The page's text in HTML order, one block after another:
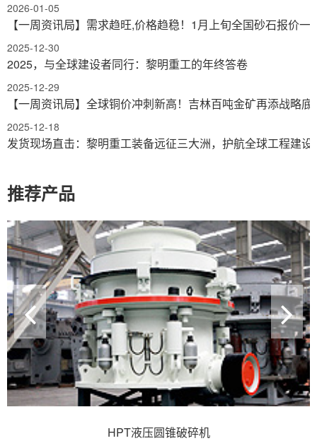
2026-01-05
【一周资讯局】需求趋旺,价格趋稳！1月上旬全国砂石报价一
2025-12-30
2025，与全球建设者同行：黎明重工的年终答卷
2025-12-29
【一周资讯局】全球铜价冲刺新高！吉林百吨金矿再添战略底
2025-12-18
发货现场直击：黎明重工装备远征三大洲，护航全球工程建设
推荐产品
HPT液压圆锥破碎机